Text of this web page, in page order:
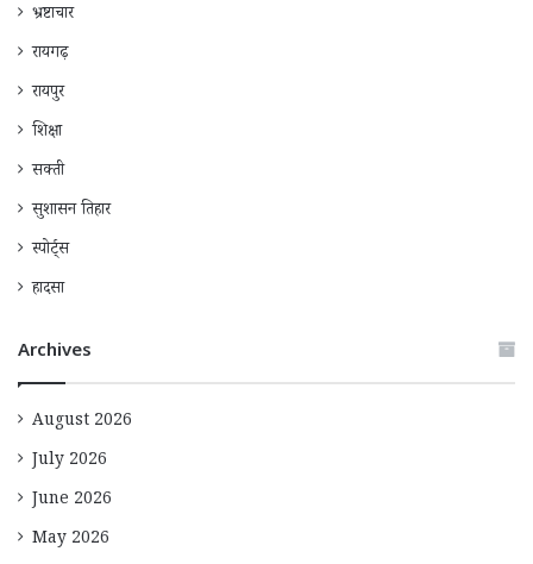
भ्रष्टाचार
रायगढ़
रायपुर
शिक्षा
सक्ती
सुशासन तिहार
स्पोर्ट्स
हादसा
Archives
August 2026
July 2026
June 2026
May 2026